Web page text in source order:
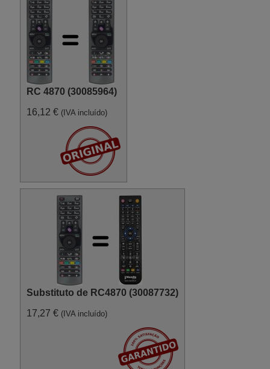
RC 4870 (30085964)
16,12 € (IVA incluído)
Substituto de RC4870 (30087732)
17,27 € (IVA incluído)